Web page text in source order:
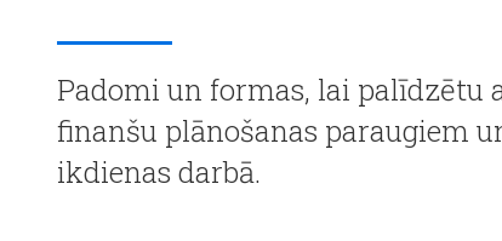
Padomi un formas, lai palīdzētu
finanšu plānošanas paraugiem
ikdienas darbā.